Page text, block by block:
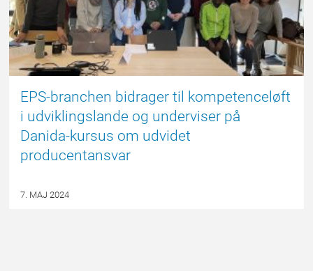
EPS-branchen bidrager til kompetenceløft
i udviklingslande og underviser på
Danida-kursus om udvidet
producentansvar
7. MAJ 2024